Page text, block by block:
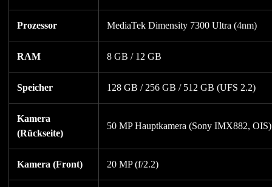
Prozessor MediaTek Dimensity 7300 Ultra (4nm)
RAM 8 GB / 12 GB
Speicher 128 GB / 256 GB / 512 GB (UFS 2.2)
Kamera
(Rückseite)
50 MP Hauptkamera (Sony IMX882,
Kamera (Front) 20 MP (f/2.2)